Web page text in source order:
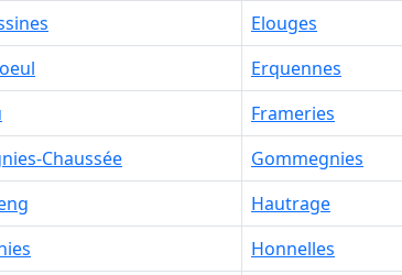
Elouges
Erquennes
Frameries
Chaussée
Gommegnies
Hautrage
Honnelles